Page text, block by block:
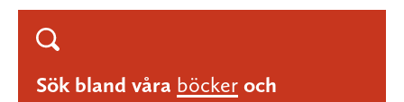
Sök bland våra böcker och